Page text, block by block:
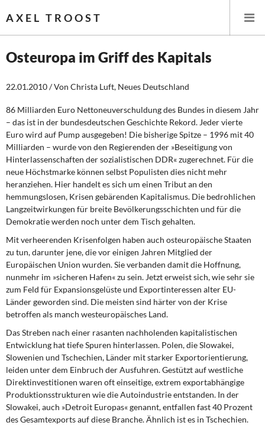
AXEL TROOST
Themen
Leitlinien linker Wirtschafts- und Finanzpolitik
Wirtschaftspolitik
Steuer- und Finanzpolitik
Öffentliche Infrastruktur und Daseinsvorsorge
Eurokrise und Griechenland
DIE LINKE
Weitere Themen
Memo-Gruppe
Institut Solidarische Moderne
Rosa-Luxemburg-Stiftung
Über mich
Osteuropa im Griff des Kapitals
22.01.2010 / Von Christa Luft, Neues Deutschland
86 Milliarden Euro Nettoneuverschuldung des Bundes in diesem Jahr
– das ist in der bundesdeutschen Geschichte Rekord. Jeder vierte
Euro wird auf Pump ausgegeben! Die bisherige Spitze – 1996 mit 40
Milliarden – wurde von den Regierenden der »Beseitigung von
Hinterlassenschaften der sozialistischen DDR« zugerechnet. Für die
neue Höchstmarke können selbst Populisten dies nicht mehr
heranziehen. Hier handelt es sich um einen Tribut an den
hemmungslosen, Krisen gebärenden Kapitalismus. Die bedrohlichen
Langzeitwirkungen für breite Bevölkerungsschichten und für die
Demokratie werden noch unter dem Tisch gehalten.
Mit verheerenden Krisenfolgen haben auch osteuropäische Staaten
zu tun, darunter jene, die vor einigen Jahren Mitglied der
Europäischen Union wurden. Sie verbanden damit die Hoffnung,
nunmehr im »sicheren Hafen« zu sein. Jetzt erweist sich, wie sehr sie
zum Feld für Expansionsgelüste und Exportinteressen alter EU-
Länder geworden sind. Die meisten sind härter von der Krise
betroffen als manch westeuropäisches Land.
Das Streben nach einer rasanten nachholenden kapitalistischen
Entwicklung hat tiefe Spuren hinterlassen. Polen, die Slowakei,
Slowenien und Tschechien, Länder mit starker Exportorientierung,
leiden unter dem Einbruch der Ausfuhren. Gestützt auf westliche
Direktinvestitionen waren oft einseitige, extrem exportabhängige
Produktionsstrukturen wie die Autoindustrie entstanden. In der
Slowakei, auch »Detroit Europas« genannt, entfallen fast 40 Prozent
des Gesamtexports auf diese Branche. Ähnlich ist es in Tschechien.